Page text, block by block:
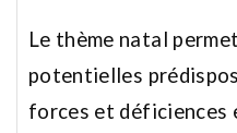
Le thème natal
potentielles
forces et déficiences